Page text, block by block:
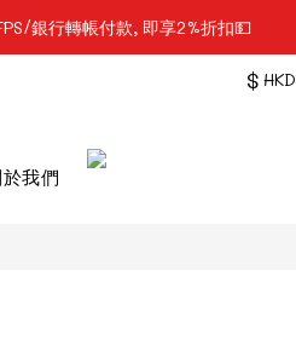
滿$199 順豐自提點免運費📦📦
銀行轉帳付款, 即享2%折扣💵
$ HKD
我們